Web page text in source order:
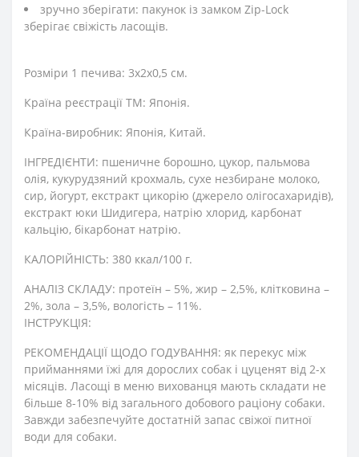
зручно зберігати: пакунок із замком Zір-Lосk
зберігає свіжість ласощів.
Розміри 1 печива: 3х2х0,5 см.
Країна реєстрації ТМ: Японія.
Країна-виробник: Японія, Китай.
ІНГРЕДІЄНТИ: пшеничне борошно, цукор, пальмова
олія, кукурудзяний крохмаль, сухе незбиране молоко,
сир, йогурт, екстракт цикорію (джерело олігосахаридів),
екстракт юки Шидигера, натрію хлорид, карбонат
кальцію, бікарбонат натрію.
КАЛОРІЙНІСТЬ: 380 ккал/100 г.
АНАЛІЗ СКЛАДУ: протеїн – 5%, жир – 2,5%, клітковина –
2%, зола – 3,5%, вологість – 11%.
ІНСТРУКЦІЯ:
РЕКОМЕНДАЦІЇ ЩОДО ГОДУВАННЯ: як перекус між
прийманнями їжі для дорослих собак і цуценят від 2-х
місяців. Ласощі в меню вихованця мають складати не
більше 8-10% від загального добового раціону собаки.
Завжди забезпечуйте достатній запас свіжої питної
води для собаки.